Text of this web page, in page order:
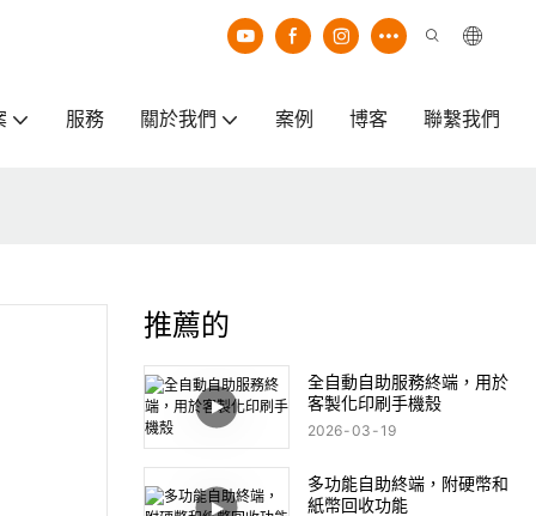
服務 關於我們 案例 博客 聯繫我們
推薦的
全自動自助服務終端，用於
客製化印刷手機殼
2026 03 19
多功能自助終端，附硬幣和
紙幣回收功能